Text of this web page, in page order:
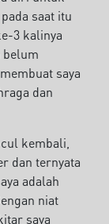
saat itu
3 kalinya
belum
saya
dan
kembali,
dan ternyata
adalah
niat
saya